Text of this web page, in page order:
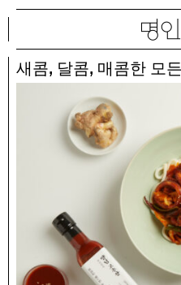
새콤, 달콤, 매콤한 모